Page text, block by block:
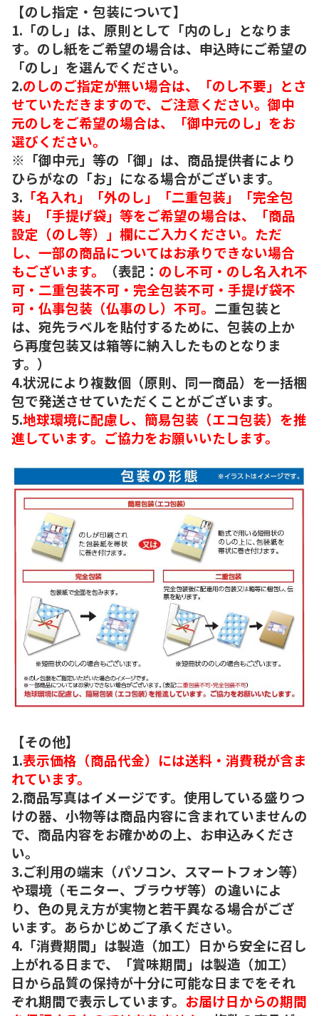
【のし指定・包装について】
1.「のし」は、原則として「内のし」となりま
す。のし紙をご希望の場合は、申込時にご希望の
「のし」を選んでください。
2.のしのご指定が無い場合は、「のし不要」とさ
せていただきますので、ご注意ください。御中
元のしをご希望の場合は、「御中元のし」をお
選びください。
※「御中元」等の「御」は、商品提供者により
ひらがなの「お」になる場合がございます。
3. 「名入れ」「外のし」「二重包装」「完全包
装」「手提げ袋」等をご希望の場合は、「商品
設定（のし等）」欄にご入力ください。ただ
し、一部の商品についてはお承りできない場合
もございます。
（表記： のし不可・のし名入れ不
可・二重包装不可・完全包装不可・手提げ袋不
可・仏事包装（仏事のし）不可。 二重包装と
は、宛先ラベルを貼付するために、包装の上か
ら再度包装又は箱等に納入したものとなりま
す。）
4.状況により複数個（原則、同一商品）を一括梱
包で発送させていただくことがございます。
5.地球環境に配慮し、簡易包装（エコ包装）を推
進しています。ご協力をお願いいたします。
【その他】
1.表示価格（商品代金）には送料・消費税が含ま
れています。
2.商品写真はイメージです。使用している盛りつ
けの器、小物等は商品内容に含まれていませんの
で、商品内容をお確かめの上、お申込みくださ
い。
3.ご利用の端末（パソコン、スマートフォン等）
や環境（モニター、ブラウザ等）の違いによ
り、色の見え方が実物と若干異なる場合がござ
います。あらかじめご了承ください。
4.「消費期間」は製造（加工）日から安全に召し
上がれる日まで、「賞味期間」は製造（加工）
日から品質の保持が十分に可能な日までをそれ
ぞれ期間で表示しています。 お届け日からの期間